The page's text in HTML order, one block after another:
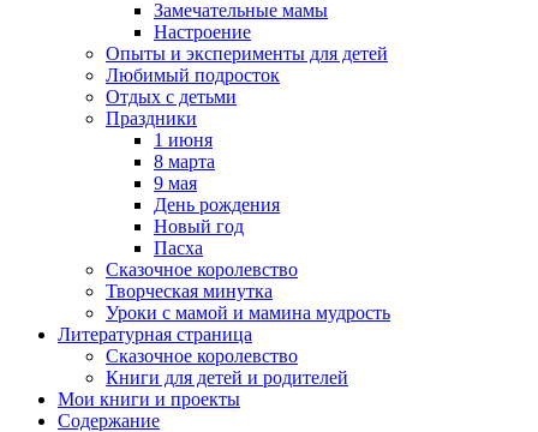
Замечательные мамы
Настроение
Опыты и эксперименты для детей
Любимый подросток
Отдых с детьми
Праздники
1 июня
8 марта
9 мая
День рождения
Новый год
Пасха
Сказочное королевство
Творческая минутка
Уроки с мамой и мамина мудрость
Литературная страница
Сказочное королевство
Книги для детей и родителей
Мои книги и проекты
Содержание